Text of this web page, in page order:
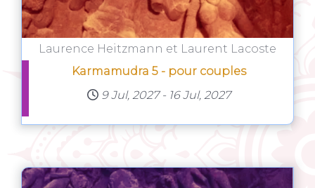
Laurence Heitzmann et Laurent Lacoste
Karmamudra 5 - pour couples
9 Jul, 2027 - 16 Jul, 2027